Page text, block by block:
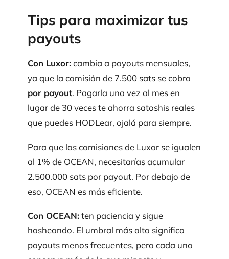
Tips para maximizar tus
payouts
Con Luxor:cambia a payouts mensuales,
ya que la comisión de 7.500 sats se cobra
por payout. Pagarla una vez al mes en
lugar de 30 veces te ahorra satoshis reales
que puedes HODLear, ojalá para siempre.
Para que las comisiones de Luxor se igualen
al 1% de OCEAN, necesitarías acumular
2.500.000 sats por payout. Por debajo de
eso, OCEAN es más eficiente.
Con OCEAN:ten paciencia y sigue
hasheando. El umbral más alto significa
payouts menos frecuentes, pero cada uno